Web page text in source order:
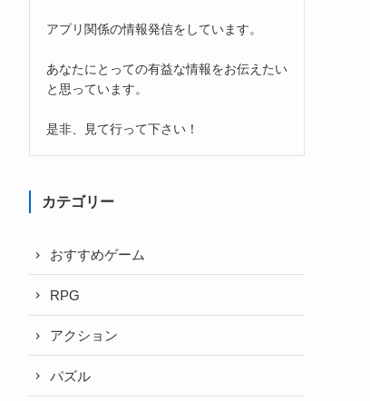
アプリ関係の情報発信をしています。
あなたにとっての有益な情報をお伝えたい
と思っています。
是非、見て行って下さい！
カテゴリー
おすすめゲーム
RPG
アクション
パズル